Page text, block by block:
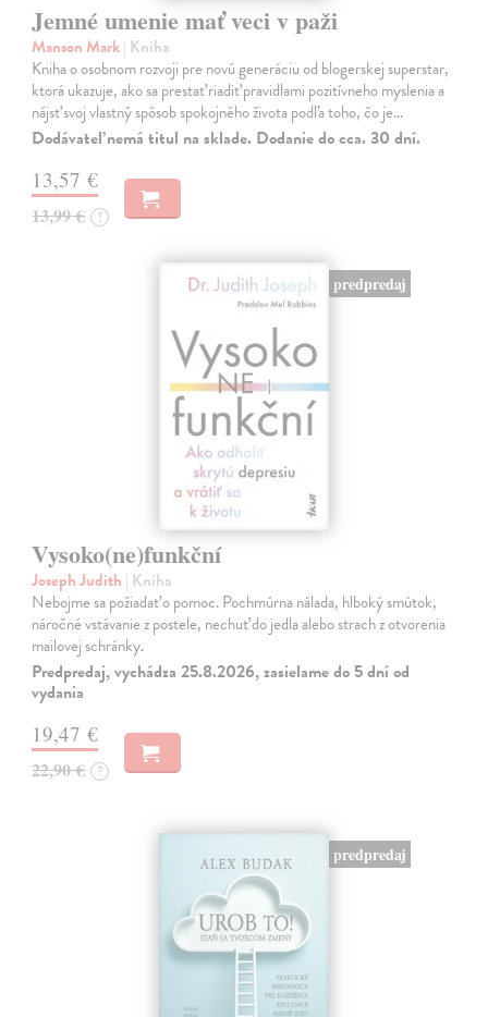
Jemné umenie mať veci v paži
Manson Mark| Kniha
Kniha o osobnom rozvoji pre novú generáciu od blogerskej superstar,
ktorá ukazuje, ako sa prestať riadiť pravidlami pozitívneho myslenia a
nájsť svoj vlastný spôsob spokojného života podľa toho, čo je…
Dodávateľ nemá titul na sklade. Dodanie do cca. 30 dní.
13,57 €
13,99 € ?
predpredaj
Vysoko(ne)funkční
Joseph Judith | Kniha
Nebojme sa požiadať o pomoc. Pochmúrna nálada, hlboký smútok,
náročné vstávanie z postele, nechuť do jedla alebo strach z otvorenia
mailovej schránky.
Predpredaj, vychádza 25.8.2026, zasielame do 5 dní od
vydania
19,47 €
22,90 € ?
predpredaj